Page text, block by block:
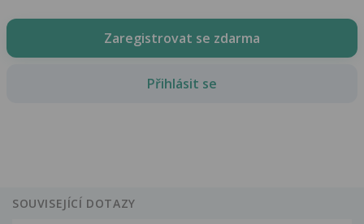
Zaregistrovat se zdarma
Přihlásit se
SOUVISEJÍCÍ DOTAZY